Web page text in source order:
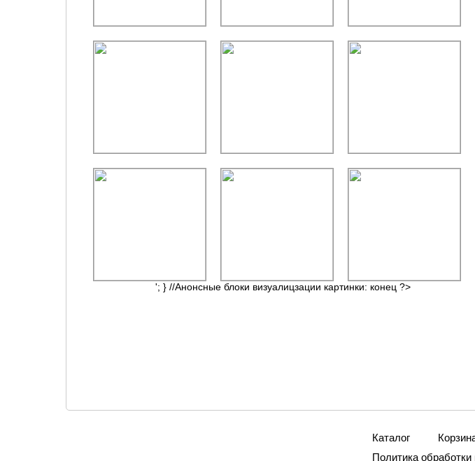
'; } //Анонсные блоки визуалицзации картинки: конец ?>
Каталог
Политика